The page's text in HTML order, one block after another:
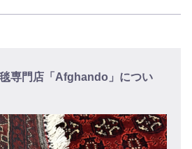
専門店「Afghando」につい